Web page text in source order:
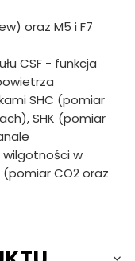
oraz M5 i F7
CSF - funkcja
SHC (pomiar
SHK (pomiar
w
CO2 oraz